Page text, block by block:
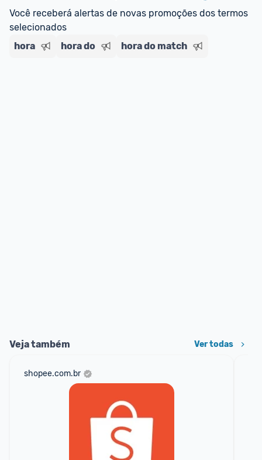
Você receberá alertas de novas promoções dos termos
selecionados
hora
hora do hora do match
Veja também Ver todas
shopee.com.br